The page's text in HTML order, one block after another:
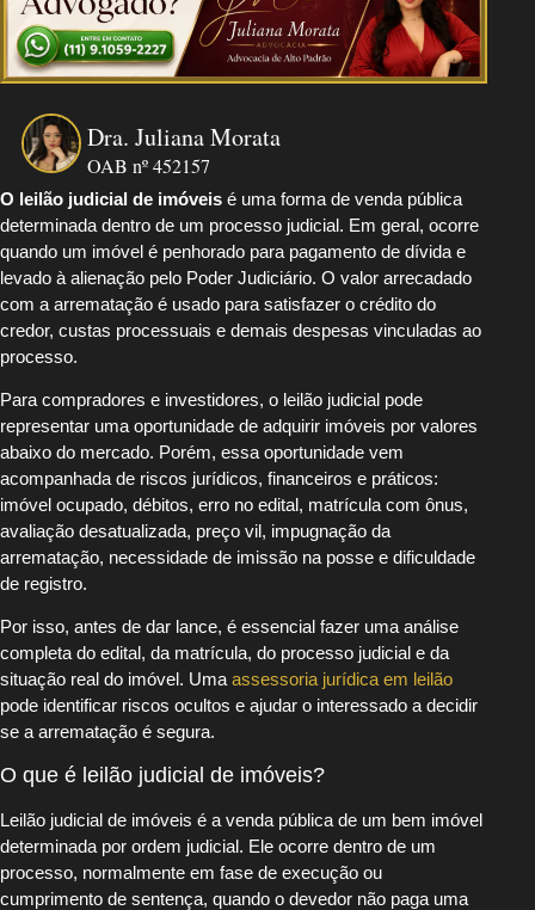
Dra. Juliana Morata
OAB nº 452157
O leilão judicial de imóveis é uma forma de venda pública
determinada dentro de um processo judicial. Em geral, ocorre
quando um imóvel é penhorado para pagamento de dívida e
levado à alienação pelo Poder Judiciário. O valor arrecadado
com a arrematação é usado para satisfazer o crédito do
credor, custas processuais e demais despesas vinculadas ao
processo.
Para compradores e investidores, o leilão judicial pode
representar uma oportunidade de adquirir imóveis por valores
abaixo do mercado. Porém, essa oportunidade vem
acompanhada de riscos jurídicos, financeiros e práticos:
imóvel ocupado, débitos, erro no edital, matrícula com ônus,
avaliação desatualizada, preço vil, impugnação da
arrematação, necessidade de imissão na posse e dificuldade
de registro.
Por isso, antes de dar lance, é essencial fazer uma análise
completa do edital, da matrícula, do processo judicial e da
situação real do imóvel. Umaassessoria jurídica em leilão
pode identificar riscos ocultos e ajudar o interessado a decidir
se a arrematação é segura.
O que é leilão judicial de imóveis?
Leilão judicial de imóveis é a venda pública de um bem imóvel
determinada por ordem judicial. Ele ocorre dentro de um
processo, normalmente em fase de execução ou
cumprimento de sentença, quando o devedor não paga uma